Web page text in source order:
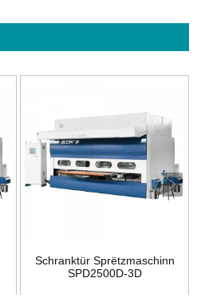
Schranktür Sprëtzmaschinn
SPD2500D-3D